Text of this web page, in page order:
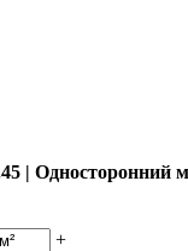
| Односторонний
+